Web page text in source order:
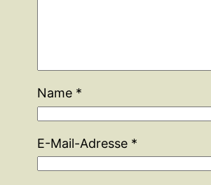
Name *
E-Mail-Adresse *